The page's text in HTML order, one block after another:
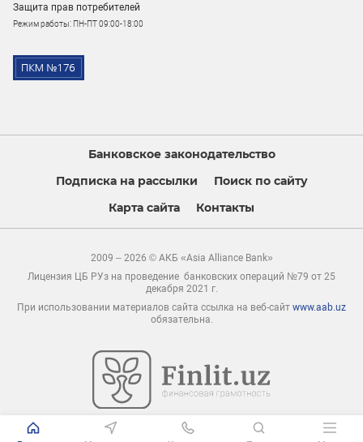
Защита прав потребителей
Режим работы: ПН-ПТ 09:00-18:00
Банковское законодательство
Подписка на рассылки
Поиск по сайту
Карта сайта
Контакты
2009 – 2026 © АКБ «Asia Alliance Bank»
Лицензия ЦБ РУз на проведение банковских операций №79 от 25
декабря 2021 г.
При использовании материалов сайта ссылка на веб-сайт www.aab.uz
обязательна.